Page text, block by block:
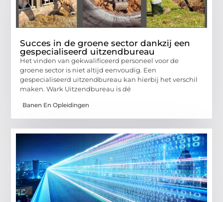
Succes in de groene sector dankzij een
gespecialiseerd uitzendbureau
Het vinden van gekwalificeerd personeel voor de
groene sector is niet altijd eenvoudig. Een
gespecialiseerd uitzendbureau kan hierbij het verschil
maken. Wark Uitzendbureau is dé
Banen En Opleidingen